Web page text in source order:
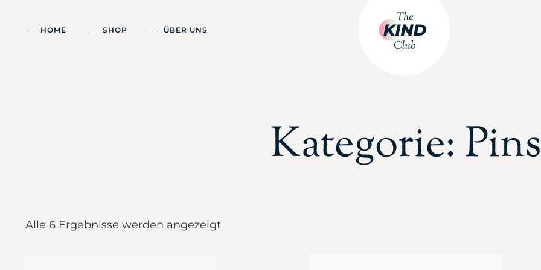
HOME SHOP ÜBER UNS
Kategorie: Pins
Alle 6 Ergebnisse werden angezeigt